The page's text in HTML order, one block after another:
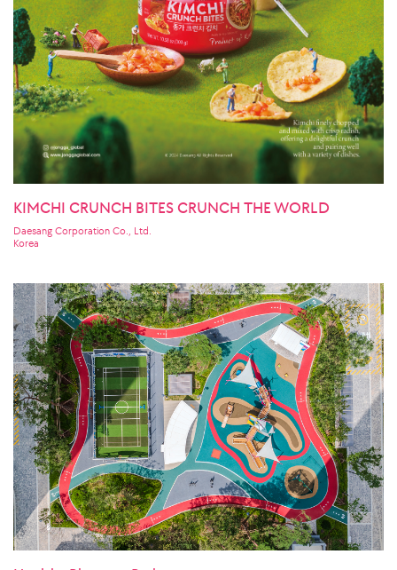
KIMCHI CRUNCH BITES CRUNCH THE WORLD
Daesang Corporation Co., Ltd.
Korea